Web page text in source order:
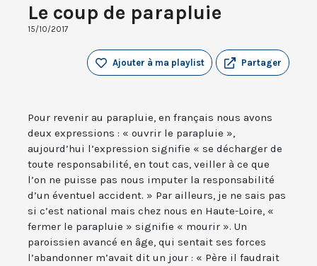
Le coup de parapluie
15/10/2017
Partager
Ajouter à ma playlist
Pour revenir au parapluie, en français nous avons
deux expressions : « ouvrir le parapluie »,
aujourd’hui l’expression signifie « se décharger de
toute responsabilité, en tout cas, veiller à ce que
l’on ne puisse pas nous imputer la responsabilité
d’un éventuel accident. » Par ailleurs, je ne sais pas
si c’est national mais chez nous en Haute-Loire, «
fermer le parapluie » signifie « mourir ». Un
paroissien avancé en âge, qui sentait ses forces
l’abandonner m’avait dit un jour : « Père il faudrait